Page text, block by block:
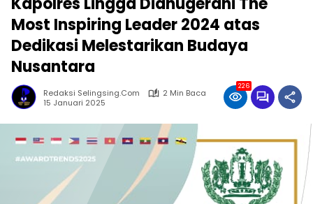
Most Inspiring Leader 2024 atas
Dedikasi Melestarikan Budaya
Nusantara
Redaksi Selingsing.com
2 Min Baca
15 Januari 2025
226